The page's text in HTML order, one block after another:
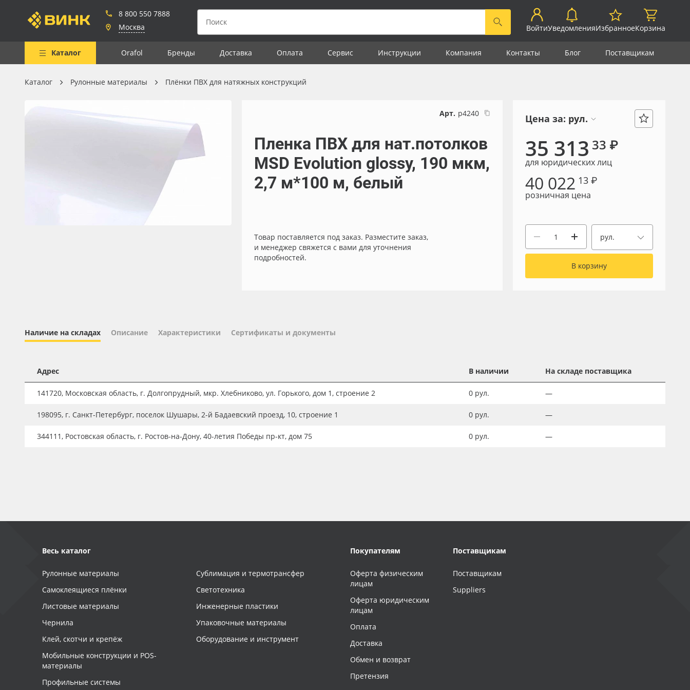
8 800 550 7888
Москва
ВойтиУведомленияИзбранноеКорзина
Каталог Orafol Бренды Доставка Оплата Сервис Инструкции Компания Контакты Блог Поставщикам
Весь каталог
Новинки ассортимента
Плёнка монтажная Oratape
ПЭТ листовой
ПЭТ бэклит
Каталог Рулонные материалы Плёнки ПВХ для натяжных конструкций
Арт. р4240
Пленка ПВХ для нат.потолков
MSD Evolution glossy, 190 мкм,
2,7 м*100 м, белый
Товар поставляется под заказ. Разместите заказ,
и менеджер свяжется с вами для уточнения
подробностей.
Цена за: рул.
35 313 33 ₽
для юридических лиц
40 022 13 ₽
розничная цена
рул.
В корзину
Наличие на складах Описание Характеристики Сертификаты и документы
Адрес В наличии На складе поставщика
141720, Московская область, г. Долгопрудный, мкр. Хлебниково, ул. Горького, дом 1, строение 2 0 рул. —
198095, г. Санкт-Петербург, поселок Шушары, 2-й Бадаевский проезд, 10, строение 1 0 рул. —
344111, Ростовская область, г. Ростов-на-Дону, 40-летия Победы пр-кт, дом 75 0 рул. —
Весь каталог
Рулонные материалы
Самоклеящиеся плёнки
Листовые материалы
Чернила
Клей, скотчи и крепёж
Мобильные конструкции и POS-
материалы
Профильные системы
Сублимация и термотрансфер
Светотехника
Инженерные пластики
Упаковочные материалы
Оборудование и инструмент
Покупателям
Оферта физическим
лицам
Оферта юридическим
лицам
Оплата
Доставка
Обмен и возврат
Претензия
Поставщикам
Поставщикам
Suppliers